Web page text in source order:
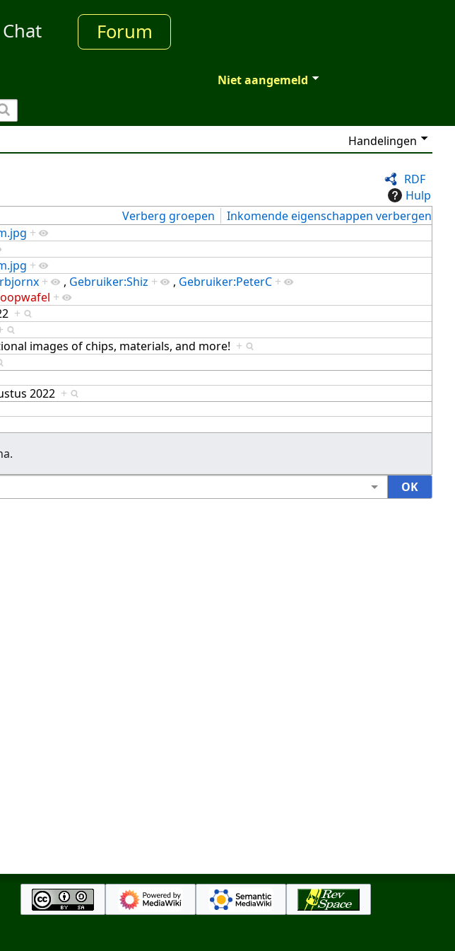
Chat Forum
Niet aangemeld
Handelingen
RDF
Hulp
Verberg groepen
Inkomende eigenschappen verbergen
+
+
+ , Gebruiker:Shiz + , Gebruiker:PeterC +
+
+
images of chips, materials, and more! +
2022 +